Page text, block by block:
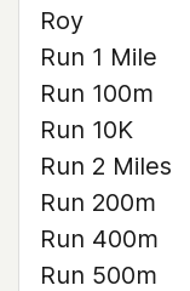
Roy
Run 1 Mile
Run 100m
Run 10K
Run 2 Miles
Run 200m
Run 400m
Run 500m